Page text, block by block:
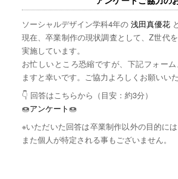
ソーシャルデザイン学科4年の 浅田真優花と
現在、卒業制作の現状調査として、Z世代
実施しています。
お忙しいところ恐縮ですが、下記フォー
ますと幸いです。ご協力よろしくお願いい
👇 回答はこちらから（目安：約3分）
🍩アンケート🍩
※いただいた回答は卒業制作以外の目的には
また個人が特定される事もございません。